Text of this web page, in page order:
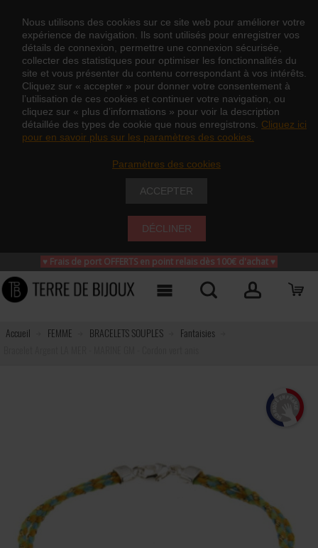
Nous utilisons des cookies sur ce site web pour améliorer votre
expérience de navigation. Ils sont utilisés pour enregistrer vos
détails de connexion, permettre une connexion sécurisée,
collecter des statistiques pour optimiser les fonctionnalités du
site et vous présenter du contenu correspondant à vos intérêts.
Cliquez sur « accepter » pour donner votre consentement à
l’utilisation de ces cookies et continuer votre navigation, ou
cliquez sur « plus d’informations » pour voir la description
détaillée des types de cookie que nous enregistrons. Cliquez ici
pour en savoir plus sur les paramètres des cookies.
Paramètres des cookies
ACCEPTER
DÉCLINER
♥ Frais de port OFFERTS en point relais dès 100€ d'achat ♥
Accueil FEMME BRACELETS SOUPLES
Fantaisies